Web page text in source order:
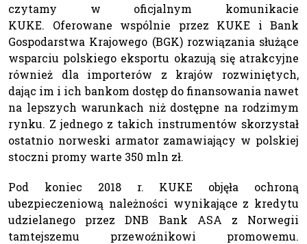
czytamy w oficjalnym komunikacie
KUKE. Oferowane wspólnie przez KUKE i Bank
Gospodarstwa Krajowego (BGK) rozwiązania służące
wsparciu polskiego eksportu okazują się atrakcyjne
również dla importerów z krajów rozwiniętych,
dając im i ich bankom dostęp do finansowania nawet
na lepszych warunkach niż dostępne na rodzimym
rynku. Z jednego z takich instrumentów skorzystał
ostatnio norweski armator zamawiający w polskiej
stoczni promy warte 350 mln zł.
Pod koniec 2018 r. KUKE objęła ochroną
ubezpieczeniową należności wynikające z kredytu
udzielanego przez DNB Bank ASA z Norwegii
tamtejszemu przewoźnikowi promowemu.